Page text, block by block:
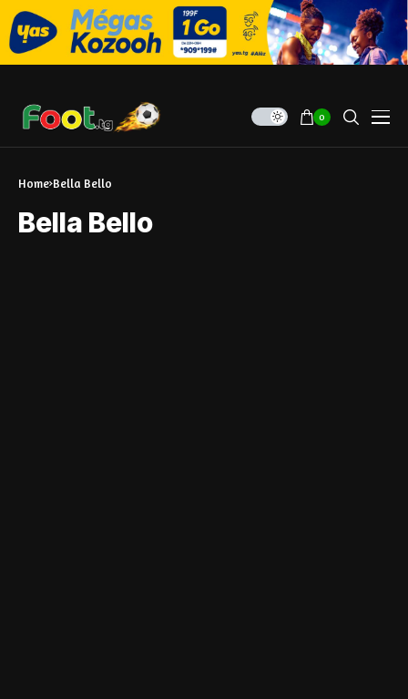
0
Home Bella Bello
Bella Bello